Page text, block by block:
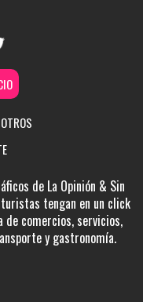
de La Opinión & Sin
tengan en un click
de comercios, servicios,
y gastronomía.